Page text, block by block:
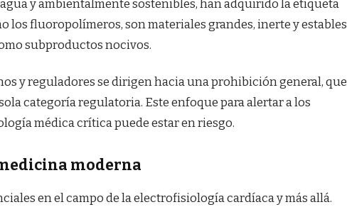
y ambientalmente sostenibles, han adquirido la etiqueta
los fluoropolímeros, son materiales grandes, inerte y estables
subproductos nocivos.
y reguladores se dirigen hacia una prohibición general, que
categoría regulatoria. Este enfoque para alertar a los
médica crítica puede estar en riesgo.
moderna
en el campo de la electrofisiología cardíaca y más allá.